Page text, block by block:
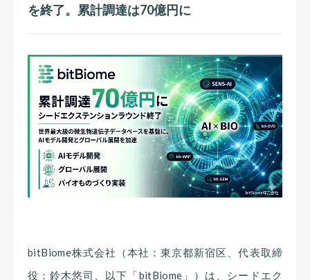
を終了。累計調達は70億円に
bitBiome株式会社（本社：東京都新宿区、代表取締
役：鈴木悠司、以下「bitBiome」）は、シードエク